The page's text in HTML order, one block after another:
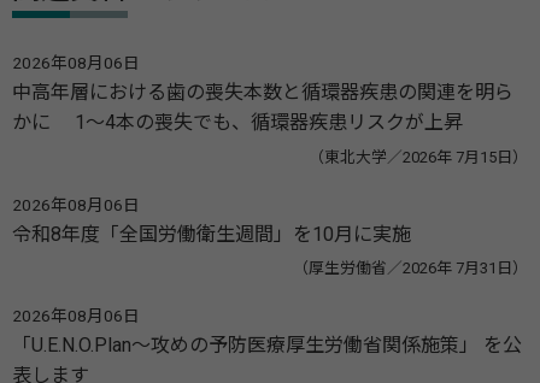
2026年08月06日
中高年層における歯の喪失本数と循環器疾患の関連を明ら
かに 1～4本の喪失でも、循環器疾患リスクが上昇
（東北大学／2026年 7月15日）
2026年08月06日
令和8年度「全国労働衛生週間」を10月に実施
（厚生労働省／2026年 7月31日）
2026年08月06日
「U.E.N.O.Plan～攻めの予防医療厚生労働省関係施策」 を公
表します